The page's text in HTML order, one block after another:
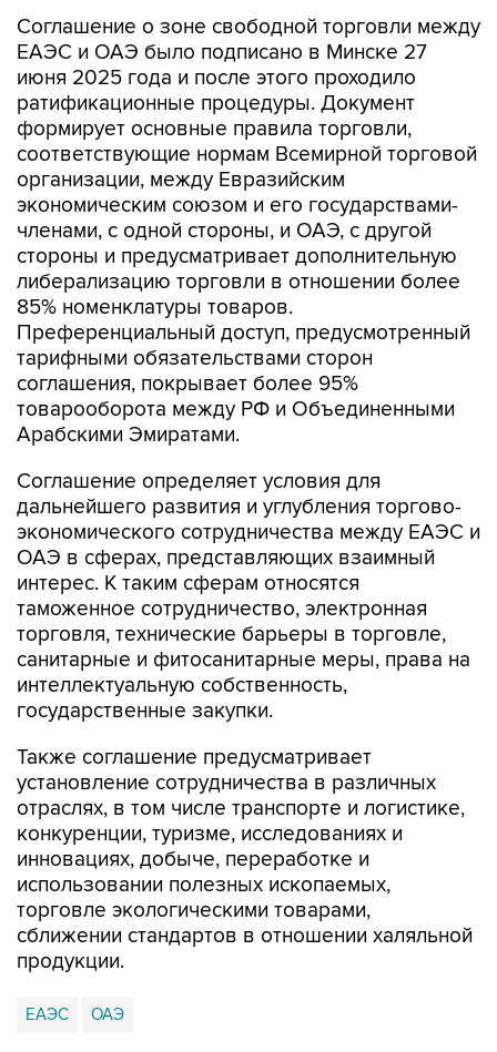
Соглашение о зоне свободной торговли между
ЕАЭС и ОАЭ было подписано в Минске 27
июня 2025 года и после этого проходило
ратификационные процедуры. Документ
формирует основные правила торговли,
соответствующие нормам Всемирной торговой
организации, между Евразийским
экономическим союзом и его государствами-
членами, с одной стороны, и ОАЭ, с другой
стороны и предусматривает дополнительную
либерализацию торговли в отношении более
85% номенклатуры товаров.
Преференциальный доступ, предусмотренный
тарифными обязательствами сторон
соглашения, покрывает более 95%
товарооборота между РФ и Объединенными
Арабскими Эмиратами.
Соглашение определяет условия для
дальнейшего развития и углубления торгово-
экономического сотрудничества между ЕАЭС и
ОАЭ в сферах, представляющих взаимный
интерес. К таким сферам относятся
таможенное сотрудничество, электронная
торговля, технические барьеры в торговле,
санитарные и фитосанитарные меры, права на
интеллектуальную собственность,
государственные закупки.
Также соглашение предусматривает
установление сотрудничества в различных
отраслях, в том числе транспорте и логистике,
конкуренции, туризме, исследованиях и
инновациях, добыче, переработке и
использовании полезных ископаемых,
торговле экологическими товарами,
сближении стандартов в отношении халяльной
продукции.
ЕАЭС ОАЭ